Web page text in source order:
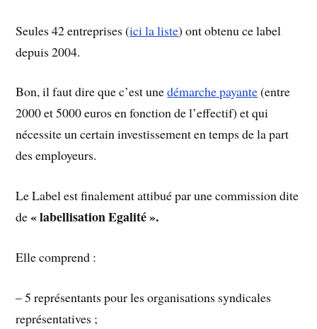
Seules 42 entreprises (ici la liste) ont obtenu ce label
depuis 2004.
Bon, il faut dire que c’est unedémarche payante(entre
2000 et 5000 euros en fonction de l’effectif) et qui
nécessite un certain investissement en temps de la part
des employeurs.
Le Label est finalement attibué par une commission dite
de« labellisation Egalité ».
Elle comprend :
– 5 représentants pour les organisations syndicales
représentatives ;